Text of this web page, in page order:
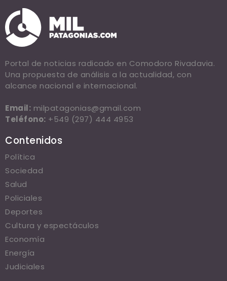
Portal de noticias radicado en Comodoro Rivadavia.
Una propuesta de análisis a la actualidad, con
alcance nacional e internacional.
Email: milpatagonias@gmail.com
Teléfono: +549 (297) 444 4953
Contenidos
Política
Sociedad
Salud
Policiales
Deportes
Cultura y espectáculos
Economía
Energía
Judiciales